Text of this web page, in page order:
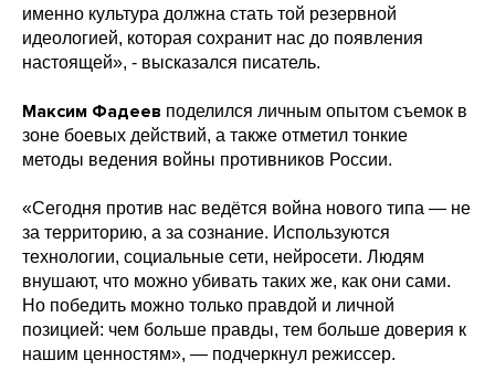
именно культура должна стать той резервной
идеологией, которая сохранит нас до появления
настоящей», - высказался писатель.
Максим Фадеев поделился личным опытом съемок в
зоне боевых действий, а также отметил тонкие
методы ведения войны противников России.
«Сегодня против нас ведётся война нового типа — не
за территорию, а за сознание. Используются
технологии, социальные сети, нейросети. Людям
внушают, что можно убивать таких же, как они сами.
Но победить можно только правдой и личной
позицией: чем больше правды, тем больше доверия к
нашим ценностям», — подчеркнул режиссер.